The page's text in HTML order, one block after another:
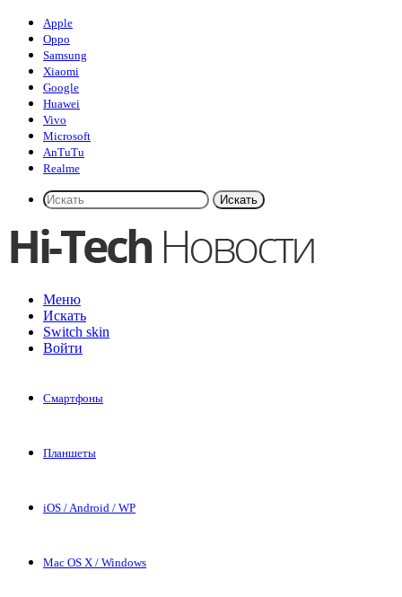
Apple
Oppo
Samsung
Xiaomi
Google
Huawei
Vivo
Microsoft
AnTuTu
Realme
Искать
Меню
Искать
Switch skin
Войти
Смартфоны
Планшеты
iOS / Android / WP
Mac OS X / Windows